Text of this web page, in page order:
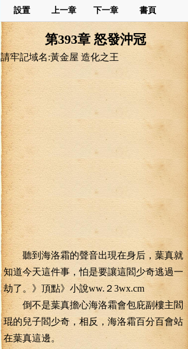
設置 上一章 下一章 書頁
第393章 怒發沖冠
請牢記域名:黃金屋 造化之王
聽到海洛霜的聲音出現在身后，葉真就
知道今天這件事，怕是要讓這閻少奇逃過一
劫了。》頂點》小說ww.２3wx.cm
倒不是葉真擔心海洛霜會包庇副樓主閻
琨的兒子閻少奇，相反，海洛霜百分百會站
在葉真這邊。